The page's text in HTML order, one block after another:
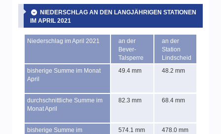
NIEDERSCHLAG AN DEN LANGJÄHRIGEN STATIONEN
IM APRIL 2021
Niederschlag im April 2021
an der
Bever-
Talsperre
an der
Station
Lindscheid
bisherige Summe im Monat
April
49.4 mm 48.2 mm
durchschnittliche Summe im
Monat April
82.3 mm 68.4 mm
bisherige Summe im
574.1 mm 478.0 mm